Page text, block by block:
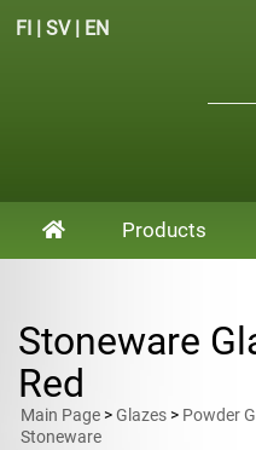
FI | SV| EN
Products
Stoneware
Red
Main Page >Glazes > Powder
Stoneware